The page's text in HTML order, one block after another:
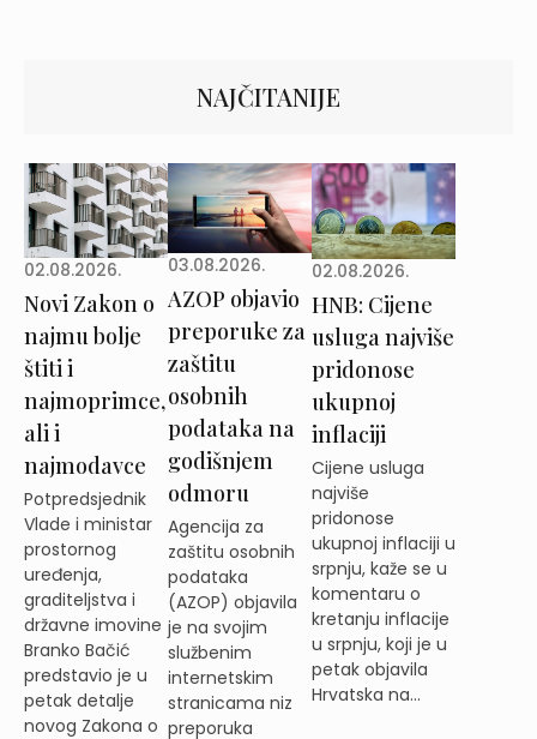
NAJČITANIJE
02.08.2026.
Novi Zakon o
najmu bolje
štiti i
najmoprimce,
ali i
najmodavce
Potpredsjednik
Vlade i ministar
prostornog
uređenja,
graditeljstva i
državne imovine
Branko Bačić
predstavio je u
petak detalje
novog Zakona o
03.08.2026.
AZOP objavio
preporuke za
zaštitu
osobnih
podataka na
godišnjem
odmoru
Agencija za
zaštitu osobnih
podataka
(AZOP) objavila
je na svojim
službenim
internetskim
stranicama niz
preporuka
02.08.2026.
HNB: Cijene
usluga najviše
pridonose
ukupnoj
inflaciji
Cijene usluga
najviše
pridonose
ukupnoj inflaciji u
srpnju, kaže se u
komentaru o
kretanju inflacije
u srpnju, koji je u
petak objavila
Hrvatska na...